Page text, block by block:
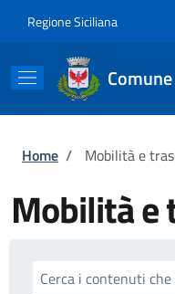
Regione Siciliana
Briciole di
Home / Mobilità e
Mobilità e
Cerca i contenuti che